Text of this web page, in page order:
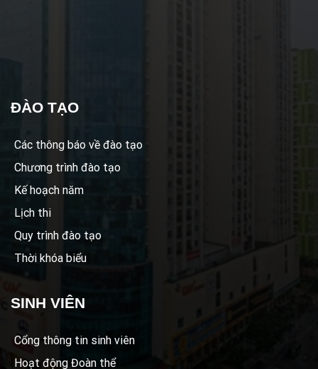
ĐÀO TẠO
Các thông báo về đào tạo
Chương trình đào tạo
Kế hoạch năm
Lịch thi
Quy trình đào tạo
Thời khóa biểu
SINH VIÊN
Cổng thông tin sinh viên
Hoạt động Đoàn thể